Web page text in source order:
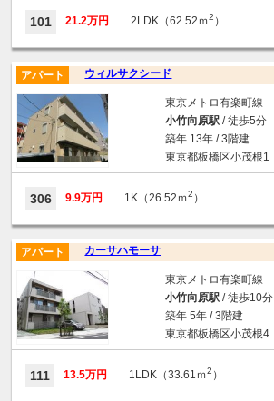
101 21.2万円 2LDK（62.52ｍ2 ）
ウィルサクシード
アパート
東京メトロ有楽町線
小竹向原駅/ 徒歩5分
築年 13年 / 3階建
東京都板橋区小茂根1
306 9.9万円 1K（26.52ｍ2 ）
カーサハモーサ
アパート
東京メトロ有楽町線
小竹向原駅/ 徒歩10分
築年 5年 / 3階建
東京都板橋区小茂根4
111 13.5万円 1LDK（33.61ｍ2 ）